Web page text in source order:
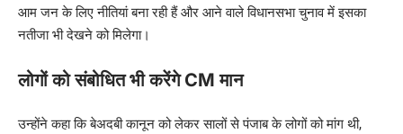
आम जन के लिए नीतियां बना रही हैं और आने वाले विधानसभा चुनाव में इसका
नतीजा भी देखने को मिलेगा।
लोगों को संबोधित भी करेंगे CM मान
उन्होंने कहा कि बेअदबी कानून को लेकर सालों से पंजाब के लोगों को मांग थी,